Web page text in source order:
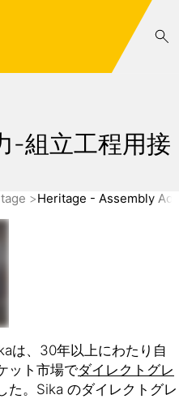
-組立工程用接
Heritage - Assembly
は、30年以上にわたり自
ット市場でダイレクトグレ
た。Sika のダイレクトグレ